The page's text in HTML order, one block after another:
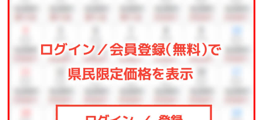
◆馬遊び
ヨナグニウマと触れ合えるプログラムをご用意しており
ます。
◆その他、館内施設の最新の営業詳細については、ホテ
ル公式ホームページをご確認ください。